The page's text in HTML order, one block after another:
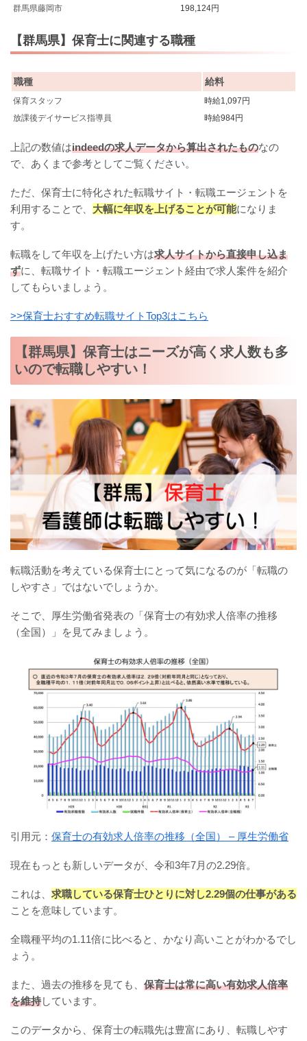
群馬県藤岡市
198,124円
【群馬県】保育士に関連する職種
職種 給料
保育スタッフ
時給1,097円
放課後デイサービス指導員
時給984円
上記の数値はindeedの求人データから算出されたものなの
で、あくまで参考としてご覧ください。
ただ、保育士に特化された転職サイト・転職エージェントを
利用することで、 大幅に年収を上げることが可能になりま
す。
転職をして年収を上げたい方は求人サイトから直接申し込ま
ずに、転職サイト・転職エージェント経由で求人案件を紹介
してもらいましょう。
>>保育士おすすめ転職サイトTop3はこちら
【群馬県】保育士はニーズが高く求人数も多
いので転職しやすい！
転職活動を考えている保育士にとって気になるのが「転職の
しやすさ」ではないでしょうか。
そこで、厚生労働省発表の「保育士の有効求人倍率の推移
（全国）」を見てみましょう。
引用元： 保育士の有効求人倍率の推移（全国） – 厚生労働省
現在もっとも新しいデータが、令和3年7月の2.29倍。
これは、 求職している保育士ひとりに対し2.29個の仕事がある
ことを意味しています。
全職種平均の1.11倍に比べると、かなり高いことがわかるでし
ょう。
また、過去の推移を見ても、 保育士は常に高い有効求人倍率
を維持しています。
このデータから、保育士の転職先は豊富にあり、転職しやす